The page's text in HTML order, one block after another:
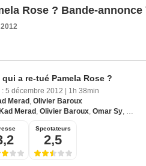
Rose ? Bande-annonce
qui a re-tué Pamela Rose ?
: 5 décembre 2012
1h 38min
Merad , Olivier Baroux
Kad Merad , Olivier Baroux, Omar Sy,
Spectateurs
2,5